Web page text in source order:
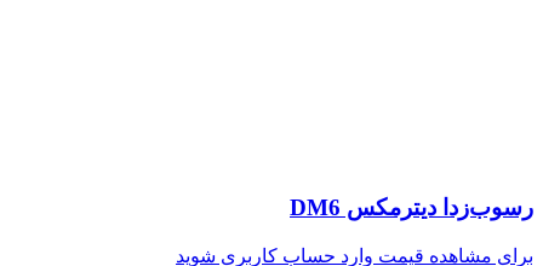
رسوب‌زدا دیترمکس DM6
برای مشاهده قیمت وارد حساب کاربری شوید